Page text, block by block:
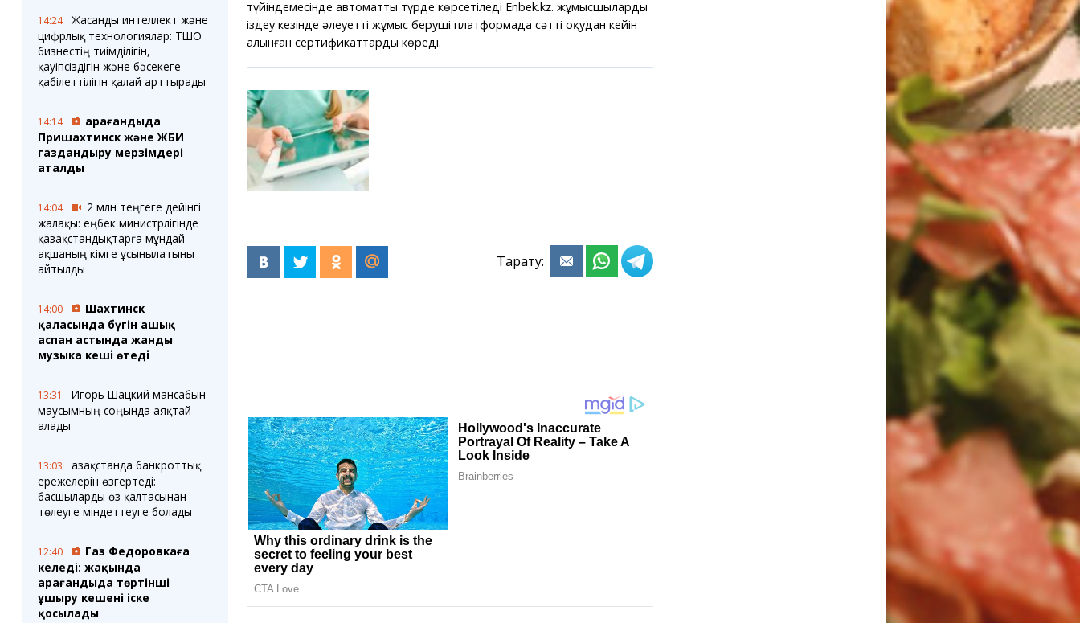
14:24
Жасанды интеллект және
цифрлық технологиялар: ТШО
бизнестің тиімділігін,
қауіпсіздігін және бәсекеге
қабілеттілігін қалай арттырады
14:14
Қарағандыда
Пришахтинск және ЖБИ
газдандыру мерзімдері
аталды
14:04
2 млн теңгеге дейінгі
жалақы: еңбек министрлігінде
қазақстандықтарға мұндай
ақшаның кімге ұсынылатыны
айтылды
14:00
Шахтинск
қаласында бүгін ашық
аспан астында жанды
музыка кеші өтеді
13:31
Игорь Шацкий мансабын
маусымның соңында аяқтай
алады
13:03
Қазақстанда банкроттық
ережелерін өзгертеді:
басшыларды өз қалтасынан
төлеуге міндеттеуге болады
12:40
Газ Федоровкаға
келеді: жақында
Қарағандыда төртінші
ұшыру кешені іске
қосылады
түйіндемесінде автоматты түрде көрсетіледі Enbek.kz. жұмысшыларды
іздеу кезінде әлеуетті жұмыс беруші платформада сәтті оқудан кейін
алынған сертификаттарды көреді.
Тарату: